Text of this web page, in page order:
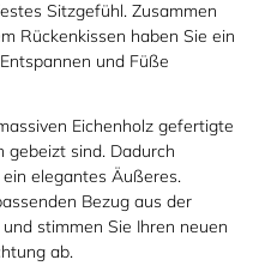
Sitzgefühl. Zusammen
Rückenkissen haben Sie ein
und Füße
Eichenholz gefertigte
gebeizt sind. Dadurch
ein elegantes Äußeres.
Bezug aus der
stimmen Sie Ihren neuen
ab.